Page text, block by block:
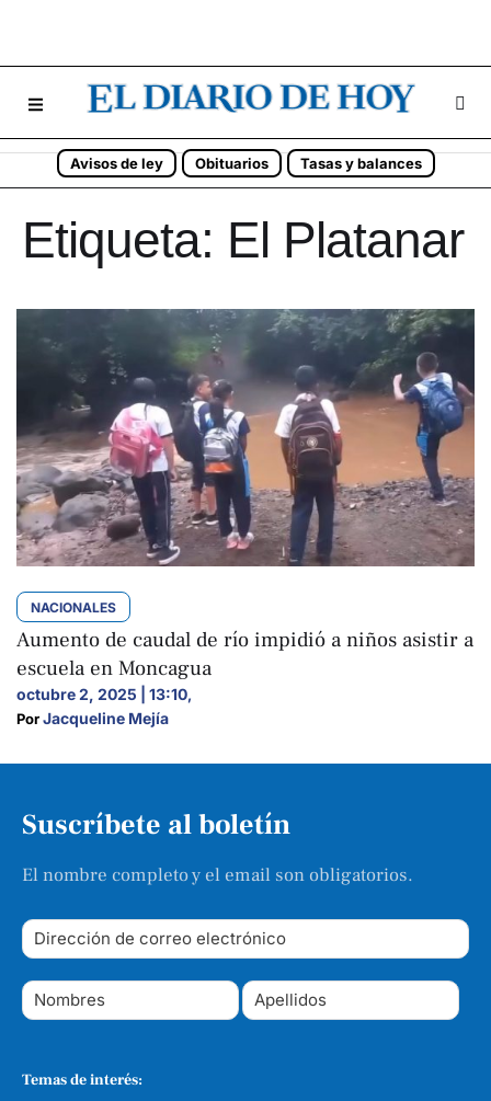
Avisos de ley Obituarios Tasas y balances
Etiqueta: El Platanar
NACIONALES
Aumento de caudal de río impidió a niños asistir a
escuela en Moncagua
octubre 2, 2025 | 13:10,
Por Jacqueline Mejía
Suscríbete al boletín
El nombre completo y el email son obligatorios.
Temas de interés: